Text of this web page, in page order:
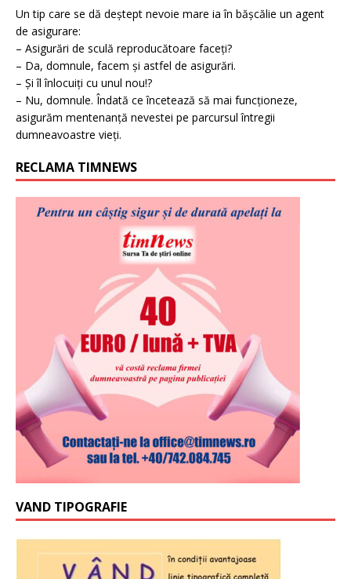
Un tip care se dă deștept nevoie mare ia în bășcălie un agent
de asigurare:
– Asigurări de sculă reproducătoare faceți?
– Da, domnule, facem și astfel de asigurări.
– Și îl înlocuiți cu unul nou!?
– Nu, domnule. Îndată ce încetează să mai funcționeze,
asigurăm mentenanță nevestei pe parcursul întregii
dumneavoastre vieți.
RECLAMA TIMNEWS
VAND TIPOGRAFIE